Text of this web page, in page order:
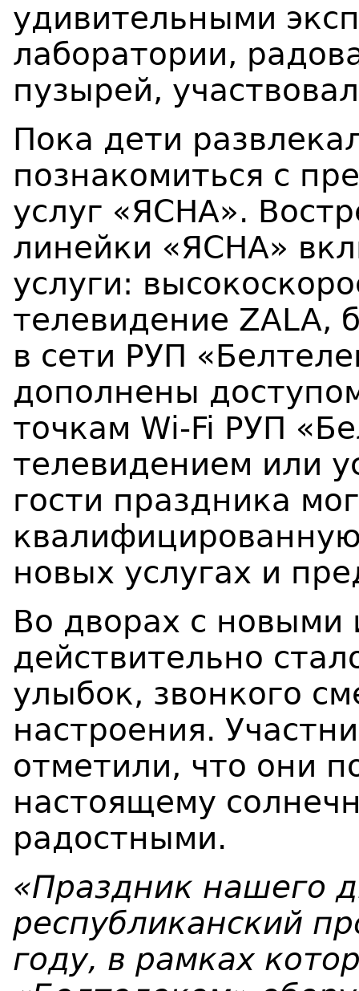
удивительными
лаборатории,
пузырей,
Пока дети
познакомиться с
услуг «ЯСНА».
линейки «ЯСНА»
услуги:
телевидение ZALA,
в сети РУП
дополнены
точкам Wi-Fi РУП
телевидением или
гости праздника
новых услугах и
Во дворах с
действительно
улыбок, звонкого
настроения.
отметили, что они
настоящему
радостными.
«Праздник нашего
республиканский
году, в рамках